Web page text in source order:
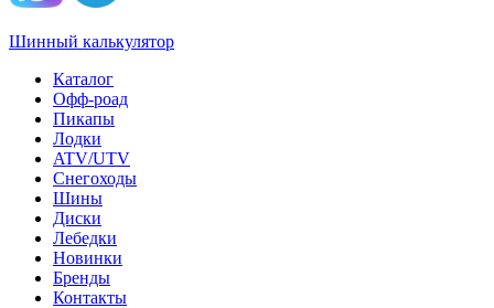
Шинный калькулятор
Каталог
Офф-роад
Пикапы
Лодки
ATV/UTV
Снегоходы
Шины
Диски
Лебедки
Новинки
Бренды
Контакты